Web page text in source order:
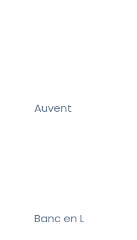
Auvent
Banc en L